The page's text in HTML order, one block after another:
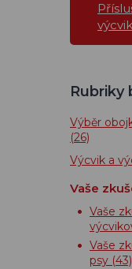
Rubriky
Výběr
(26)
Výcvik a
Vaše
Vaše
Vaše
psy (43)